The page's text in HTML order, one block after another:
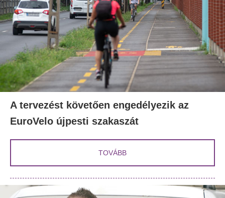
A tervezést követően engedélyezik az
EuroVelo újpesti szakaszát
TOVÁBB